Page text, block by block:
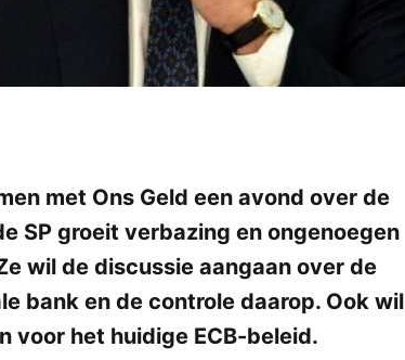
met Ons Geld een avond over de
SP groeit verbazing en ongenoegen
wil de discussie aangaan over de
bank en de controle daarop. Ook wil
voor het huidige ECB-beleid.